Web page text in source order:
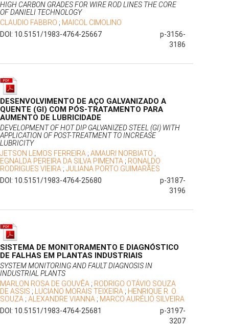
HIGH CARBON GRADES FOR WIRE ROD LINES THE CORE
OF DANIELI TECHNOLOGY
CLAUDIO FABBRO ; MAICOL CIMOLINO
DOI: 10.5151/1983-4764-25667
p-3156-
3186
DESENVOLVIMENTO DE AÇO GALVANIZADO A
QUENTE (GI) COM PÓS-TRATAMENTO PARA
AUMENTO DE LUBRICIDADE
DEVELOPMENT OF HOT DIP GALVANIZED STEEL (GI) WITH
APPLICATION OF POST-TREATMENT TO INCREASE
LUBRICITY
JETSON LEMOS FERREIRA ; AMAURI NORBIATO ;
EGNALDA PEREIRA DA SILVA PIMENTA ; RONALDO
RODRIGUES VIEIRA ; JULIANA PORTO GUIMARÃES
DOI: 10.5151/1983-4764-25680
p-3187-
3196
SISTEMA DE MONITORAMENTO E DIAGNÓSTICO
DE FALHAS EM PLANTAS INDUSTRIAIS
SYSTEM MONITORING AND FAULT DIAGNOSIS IN
INDUSTRIAL PLANTS
MARLON ROSA DE GOUVÊA ; RODRIGO OTÁVIO SOUZA
DE ASSIS ; LUCIANO MORAIS TEIXEIRA ; HENRIQUE R. O.
SOUZA ; ALEXANDRE VIANNA ; MARCO AURÉLIO SILVEIRA
DOI: 10.5151/1983-4764-25681
p-3197-
3207